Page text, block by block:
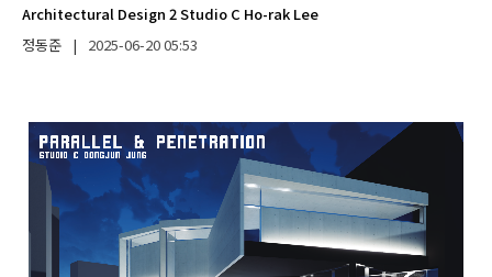
Architectural Design 2 Studio C Ho-rak Lee
정동준 | 2025-06-2005:53